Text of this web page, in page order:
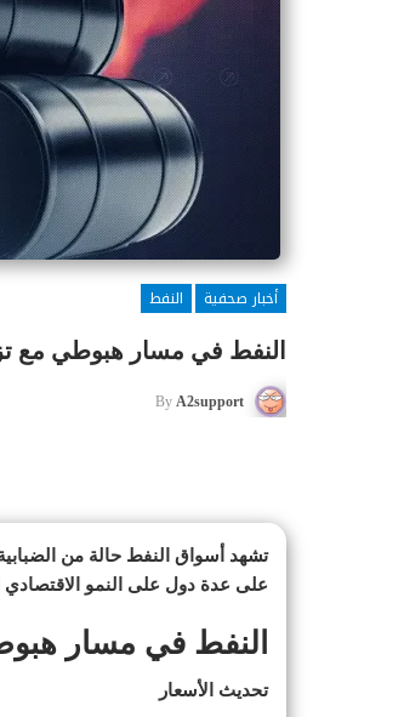
أخبار صحفية
النفط
النفط في مسار هبوطي مع
By A2support
تشهد أسواق النفط حالة من
على عدة دول على النمو
النفط في مسار
تحديث الأسعار